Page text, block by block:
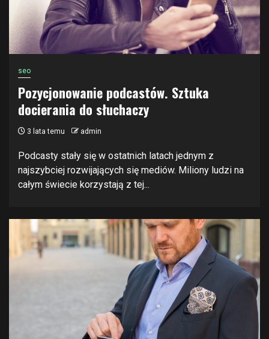
seo
Pozycjonowanie podcastów. Sztuka
docierania do słuchaczy
3 lata temu admin
Podcasty stały się w ostatnich latach jednym z
najszybciej rozwijających się mediów. Miliony ludzi na
całym świecie korzystają z tej...